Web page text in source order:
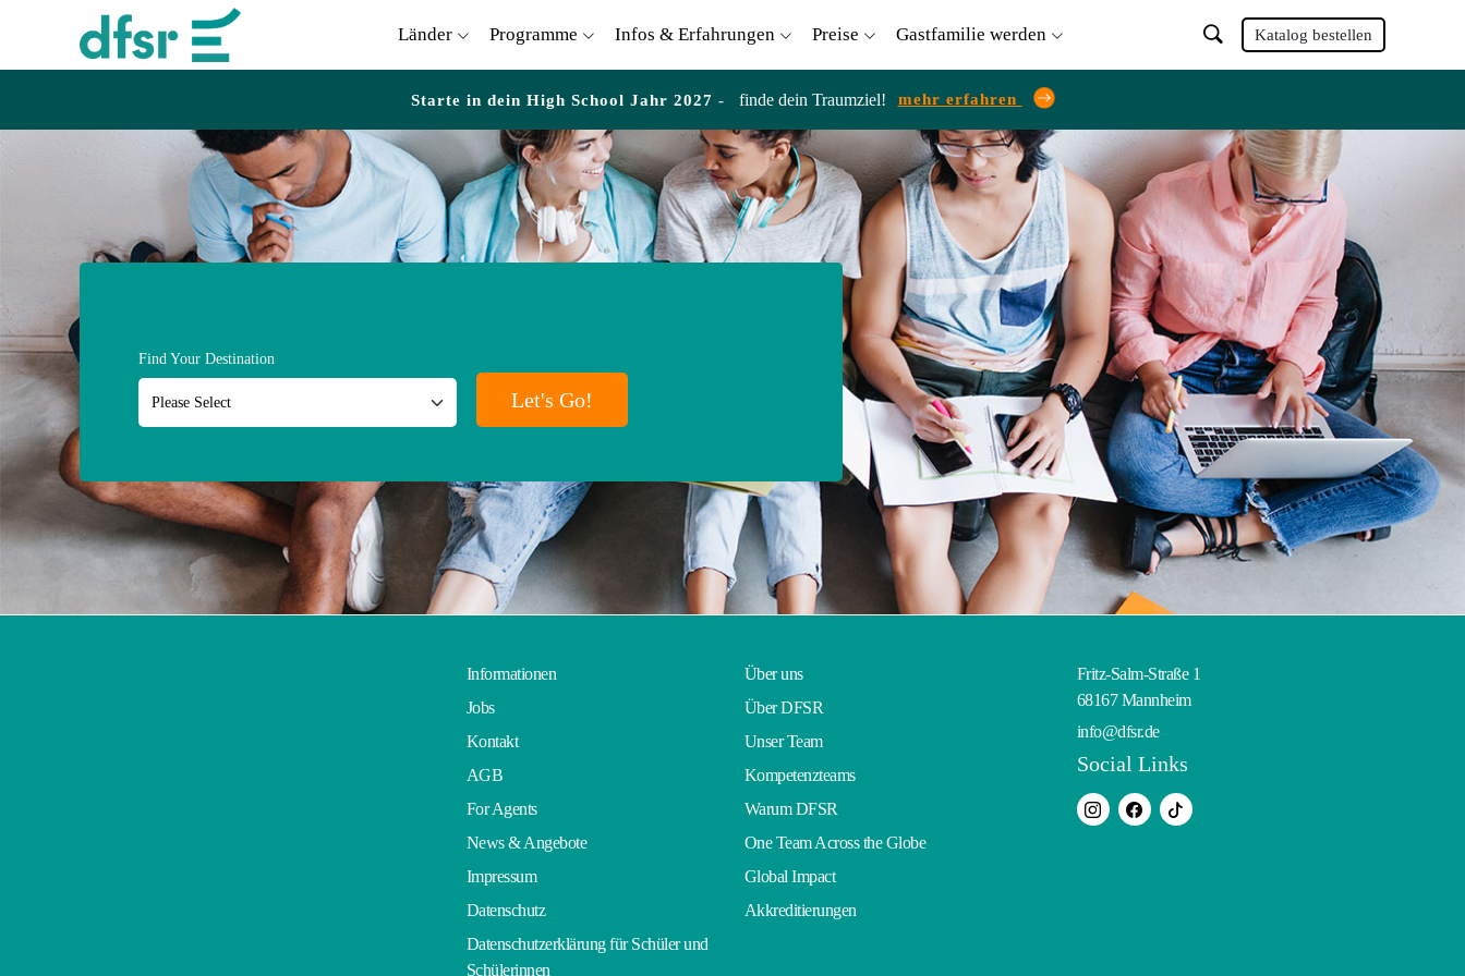
Länder Programme Infos & Erfahrungen Preise Gastfamilie werden Katalog bestellen
Starte in dein High School Jahr 2027 - finde dein Traumziel! mehr erfahren
Find Your Destination
Let's Go!
Informationen
Jobs
Kontakt
AGB
For Agents
News & Angebote
Impressum
Datenschutz
Datenschutzerklärung für Schüler und
Schülerinnen
Über uns
Über DFSR
Unser Team
Kompetenzteams
Warum DFSR
One Team Across the Globe
Global Impact
Akkreditierungen
Fritz-Salm-Straße 1
68167 Mannheim
info@dfsr.de
Social Links